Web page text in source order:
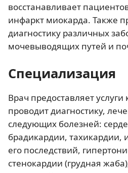
восстанавливает
инфаркт миокарда. Также
диагностику различных
мочевыводящих путей и
Специализация
Врач предоставляет услуги
проводит диагностику,
следующих болезней:
брадикардии, тахикардии,
его последствий,
стенокардии (грудная